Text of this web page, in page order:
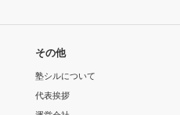
その他
塾シルについて
代表挨拶